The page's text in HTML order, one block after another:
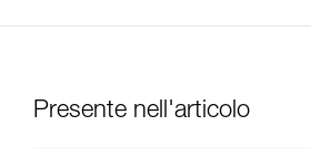
Presente nell'articolo